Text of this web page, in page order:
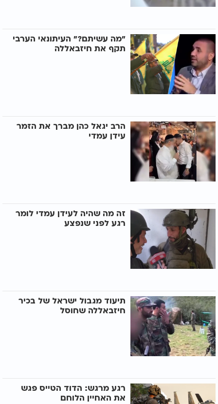
"מה עשיתם?" העיתונאי הערבי
תקף את חיזבאללה
הרב יגאל כהן מברך את הזמר
עידן עמדי
זה מה שהיה לעידן עמדי לומר
רגע לפני שנפצע
תיעוד מגבול ישראל של בכיר
חיזבאללה שחוסל
רגע מרגש: הדוד הטייס פגש
את האחיין הלוחם